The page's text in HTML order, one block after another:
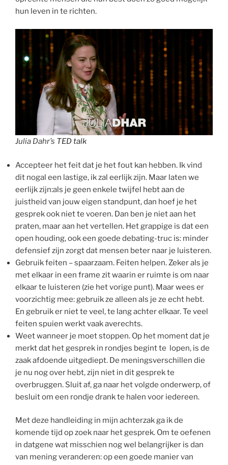
hun leven in te richten.
Julia Dahr’s TED talk
Accepteer het feit dat je het fout kan hebben. Ik vind
dit nogal een lastige, ik zal eerlijk zijn. Maar laten we
eerlijk zijn:als je geen enkele twijfel hebt aan de
juistheid van jouw eigen standpunt, dan hoef je het
gesprek ook niet te voeren. Dan ben je niet aan het
praten, maar aan het vertellen. Het grappige is dat een
open houding, ook een goede debating-truc is: minder
defensief zijn zorgt dat mensen beter naar je luisteren.
Gebruik feiten – spaarzaam. Feiten helpen. Zeker als je
met elkaar in een frame zit waarin er ruimte is om naar
elkaar te luisteren (zie het vorige punt). Maar wees er
voorzichtig mee: gebruik ze alleen als je ze echt hebt.
En gebruik er niet te veel, te lang achter elkaar. Te veel
feiten spuien werkt vaak averechts.
Weet wanneer je moet stoppen. Op het moment dat je
merkt dat het gesprek in rondjes begint te lopen, is de
zaak afdoende uitgediept. De meningsverschillen die
je nu nog over hebt, zijn niet in dit gesprek te
overbruggen. Sluit af, ga naar het volgde onderwerp, of
besluit om een rondje drank te halen voor iedereen.
Met deze handleiding in mijn achterzak ga ik de
komende tijd op zoek naar het gesprek. Om te oefenen
in datgene wat misschien nog wel belangrijker is dan
van mening veranderen: op een goede manier van